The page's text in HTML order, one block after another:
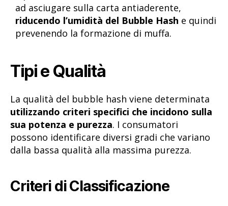
ad asciugare sulla carta antiaderente,
riducendo l’umidità del Bubble Hash e quindi
prevenendo la formazione di muffa.
Tipi e Qualità
La qualità del bubble hash viene determinata
utilizzando criteri specifici che incidono sulla
sua potenza e purezza. I consumatori
possono identificare diversi gradi che variano
dalla bassa qualità alla massima purezza.
Criteri di Classificazione